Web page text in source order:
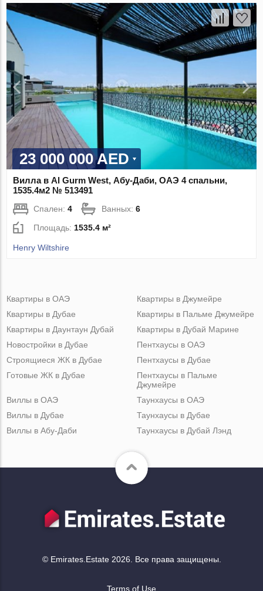
23 000 000 AED
Вилла в Al Gurm West, Абу-Даби, ОАЭ 4 спальни,
1535.4м2 № 513491
Спален:4 Ванных:6
Площадь:1535.4 м²
Henry Wiltshire
Квартиры в ОАЭ
Квартиры в Дубае
Квартиры в Даунтаун Дубай
Квартиры в Джумейре
Квартиры в Пальме Джумейре
Квартиры в Дубай Марине
Новостройки в Дубае
Строящиеся ЖК в Дубае
Готовые ЖК в Дубае
Пентхаусы в ОАЭ
Пентхаусы в Дубае
Пентхаусы в Пальме
Джумейре
Виллы в ОАЭ
Виллы в Дубае
Виллы в Абу-Даби
Таунхаусы в ОАЭ
Таунхаусы в Дубае
Таунхаусы в Дубай Лэнд
© Emirates.Estate 2026. Все права защищены.
Terms of Use